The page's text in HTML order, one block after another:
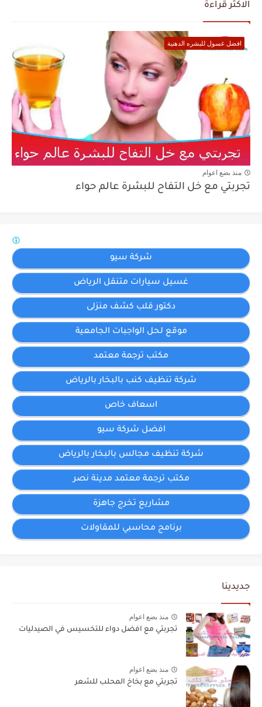
الاكثر قراءة
افضل غسول للبشره الدهنية
منذ بضع اعوام
تجربتي مع خل التفاح للبشرة عالم حواء
شركة سيو
غسيل سيارات متنقل الرياض
دكتور قلب كشف منزلى
موقع لحل الواجبات الجامعية
مكتب ترجمة معتمد
شركة تنظيف كنب بالبخار بالرياض
اسعاف خاص
افضل شركة سيو
شركة تنظيف مجالس بالبخار بالرياض
مكتب ترجمة معتمد مدينة نصر
مشاريع تخرج جاهزة
برنامج محاسبي للمقاولات
جديدينا
منذ بضع اعوام
تجربتي مع افضل دواء للتخسيس في الصيدليات
منذ بضع اعوام
تجربتي مع بخاخ المحلب للشعر